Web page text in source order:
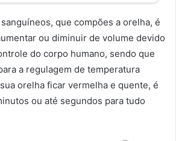
que compões a orelha, é
ou diminuir de volume devido
do corpo humano, sendo que
a regulagem de temperatura
orelha ficar vermelha e quente, é
ou até segundos para tudo